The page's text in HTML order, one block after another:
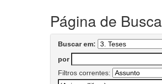
Página de Busca
Buscar em:
por
Filtros correntes: